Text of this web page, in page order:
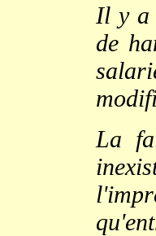
Il y a
de
La